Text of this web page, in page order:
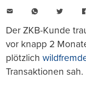
WhatsApp
Der ZKB-Kunde
vor knapp 2
plötzlich
Transaktionen sah.